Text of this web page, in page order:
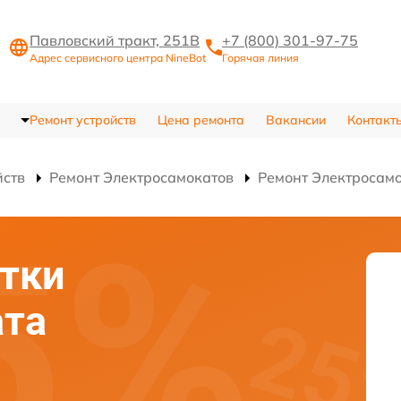
Павловский тракт, 251В
Адрес сервисного центра NineBot
+7 (800) 301-97-75
Горячая линия
Ремонт устройств Цена ремонта Вакансии
Ремонт Электросамокатов Ремонт